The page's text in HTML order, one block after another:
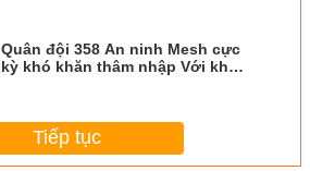
Quân đội 358 An ninh Mesh cực
kỳ khó khăn thâm nhập Với khẩu
Tiếp tục